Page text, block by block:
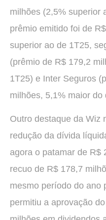
milhões (2,5% superior
prêmio emitido foi de
superior ao de 1T25,
(prêmio de R$ 179,2
1T25) e Inter Seguros
milhões, 5,1% maior do
Outro destaque da Wiz
redução da dívida
agora o patamar de R$
recuo de R$ 178,7
mesmo período do ano
permitiu a aprovação